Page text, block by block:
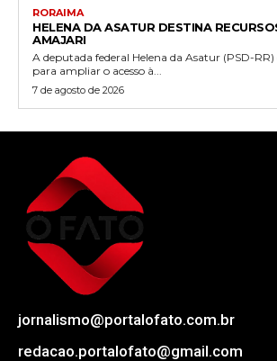
RORAIMA
HELENA DA ASATUR DESTINA
AMAJARI
A deputada federal Helena da Asatur (PSD-
para ampliar o acesso à...
7 de agosto de 2026
jornalismo@portalofato.com.br
redacao.portalofato@gmail.com